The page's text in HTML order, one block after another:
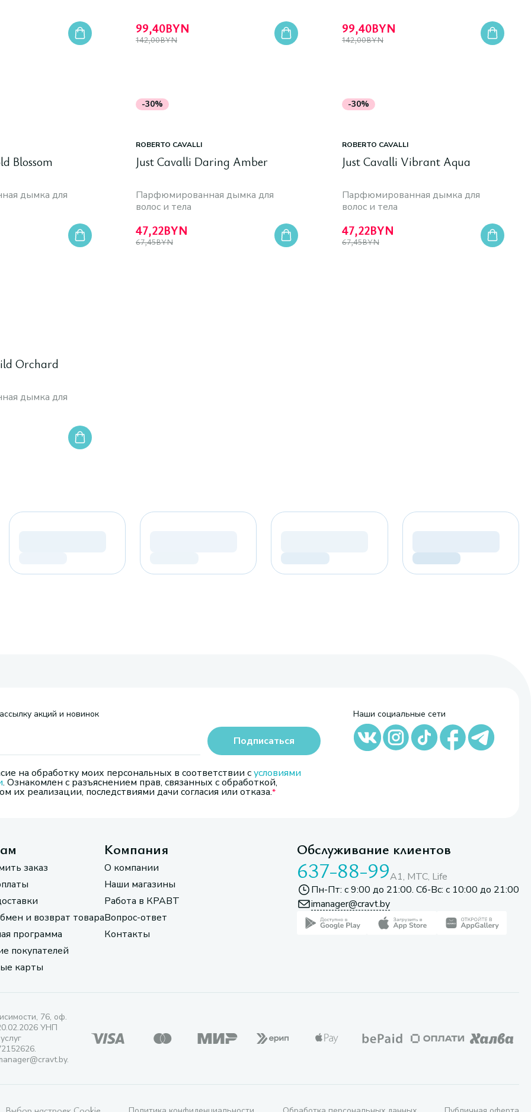
99,40BYN
142,00BYN
99,40BYN
142,00BYN
Blossom
дымка для
-30%
ROBERTO CAVALLI
Just Cavalli Daring Amber
Парфюмированная дымка для
волос и тела
47,22BYN
67,45BYN
-30%
ROBERTO CAVALLI
Just Cavalli Vibrant Aqua
Парфюмированная дымка для
волос и тела
47,22BYN
67,45BYN
Orchard
дымка для
акций и новинок
на обработку моих персональных в соответствии сусловиями
. Ознакомлен с разъяснением прав, связанных с обработкой,
их реализации, последствиями дачи согласия или отказа.
Подписаться
Наши социальные сети
заказ
и возврат товара
программа
покупателей
карты
Компания
О компании
Наши магазины
Работа в КРАВТ
Вопрос-ответ
Контакты
Обслуживание клиентов
637-88-99A1, МТС, Life
Пн-Пт: с 9:00 до 21:00. Сб-Вс: с 10:00 до 21:00
imanager@cravt.by
76, оф.
УНП